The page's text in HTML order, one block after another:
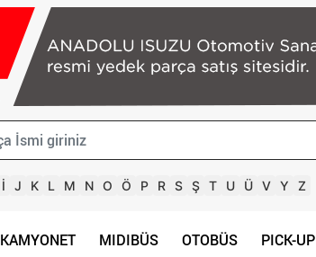
İ J K L M N O Ö P R S Ş T U Ü V Y Z
KAMYONET MIDIBÜS OTOBÜS PICK-UP